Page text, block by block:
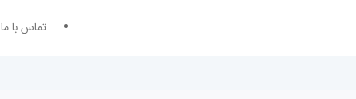
تماس با ما